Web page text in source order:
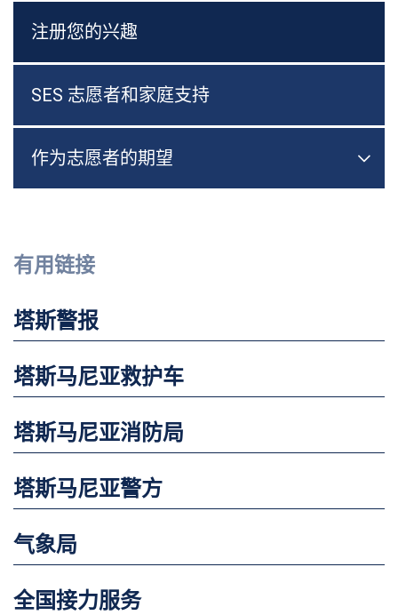
注册您的兴趣
SES 志愿者和家庭支持
作为志愿者的期望 切换

有用链接
塔斯警报
塔斯马尼亚救护车
塔斯马尼亚消防局
塔斯马尼亚警方
气象局
全国接力服务